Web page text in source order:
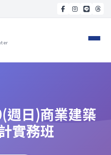
日)商業建築
實務班